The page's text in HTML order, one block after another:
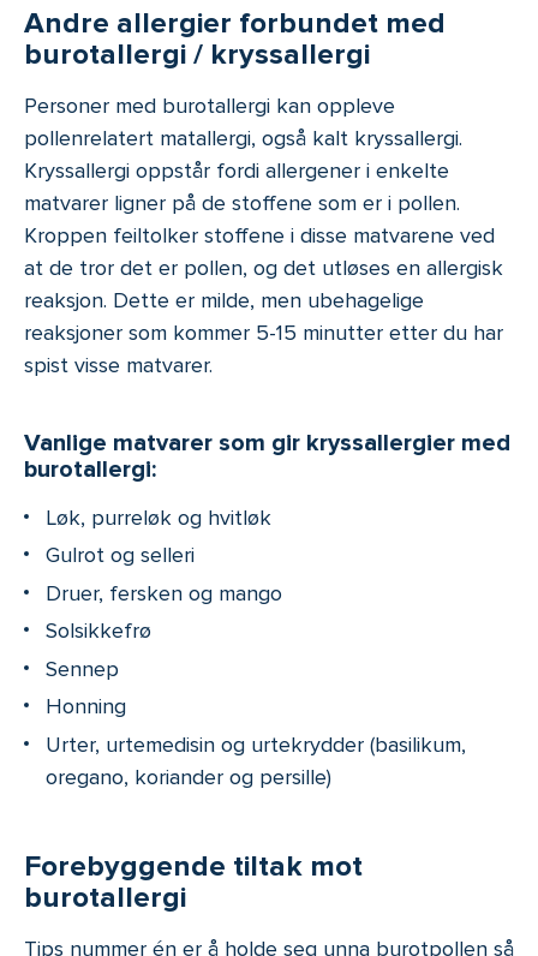
Andre allergier forbundet med
burotallergi / kryssallergi
Personer med burotallergi kan oppleve
pollenrelatert matallergi, også kalt kryssallergi.
Kryssallergi oppstår fordi allergener i enkelte
matvarer ligner på de stoffene som er i pollen.
Kroppen feiltolker stoffene i disse matvarene ved
at de tror det er pollen, og det utløses en allergisk
reaksjon. Dette er milde, men ubehagelige
reaksjoner som kommer 5-15 minutter etter du har
spist visse matvarer.
Vanlige matvarer som gir kryssallergier med
burotallergi:
Løk, purreløk og hvitløk
Gulrot og selleri
Druer, fersken og mango
Solsikkefrø
Sennep
Honning
Urter, urtemedisin og urtekrydder (basilikum,
oregano, koriander og persille)
Forebyggende tiltak mot
burotallergi
Tips nummer én er å holde seg unna burotpollen så